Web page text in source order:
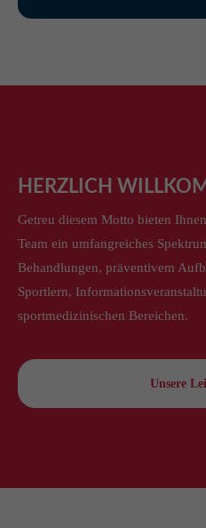
HERZLICH
Getreu diesem Motto bieten
Team ein umfangreiches
Behandlungen, präventivem
Sportlern,
sportmedizinischen Bereichen.
Unsere